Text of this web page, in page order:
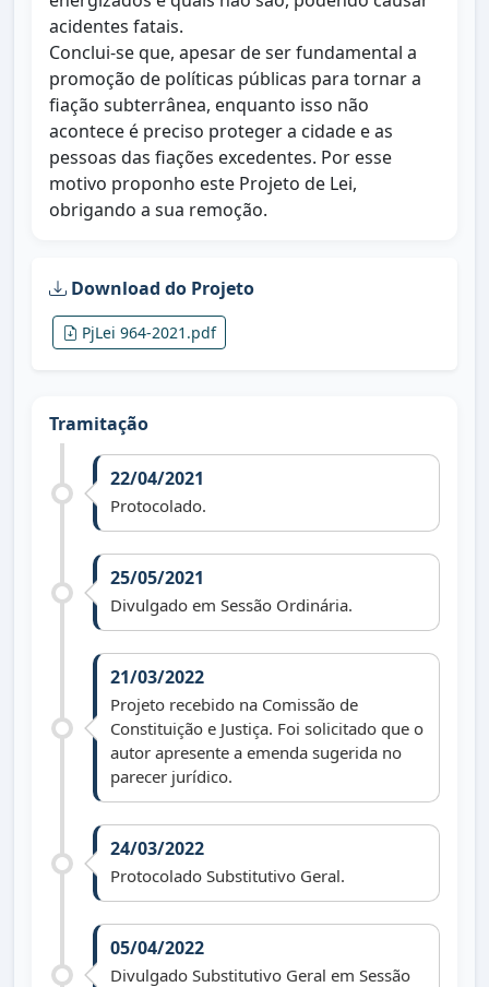
acidentes fatais.
Conclui-se que, apesar de ser fundamental a
promoção de políticas públicas para tornar a
fiação subterrânea, enquanto isso não
acontece é preciso proteger a cidade e as
pessoas das fiações excedentes. Por esse
motivo proponho este Projeto de Lei,
obrigando a sua remoção.
Download do Projeto
PjLei 964-2021.pdf
Tramitação
22/04/2021
Protocolado.
25/05/2021
Divulgado em Sessão Ordinária.
21/03/2022
Projeto recebido na Comissão de
Constituição e Justiça. Foi solicitado que o
autor apresente a emenda sugerida no
parecer jurídico.
24/03/2022
Protocolado Substitutivo Geral.
05/04/2022
Divulgado Substitutivo Geral em Sessão